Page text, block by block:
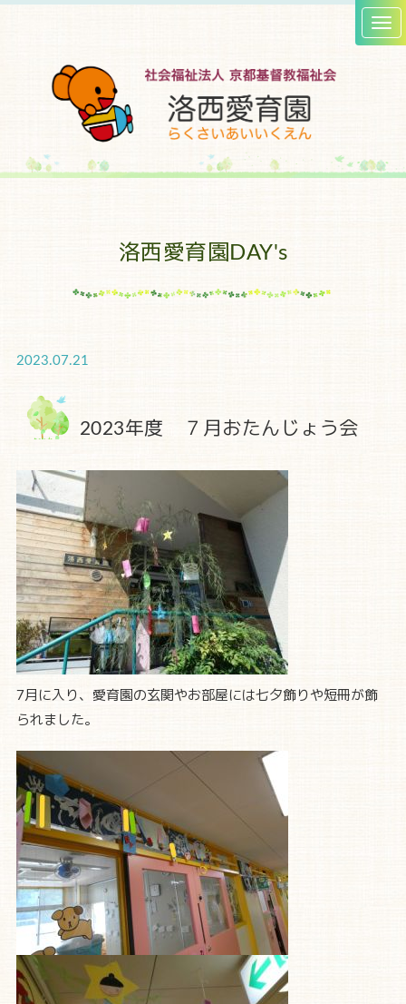
洛西愛育園DAY's
2023.07.21
2023年度 ７月おたんじょう会
7月に入り、愛育園の玄関やお部屋には七夕飾りや短冊が飾
られました。